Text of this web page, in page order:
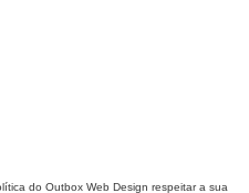
do Outbox Web Design respeitar a sua